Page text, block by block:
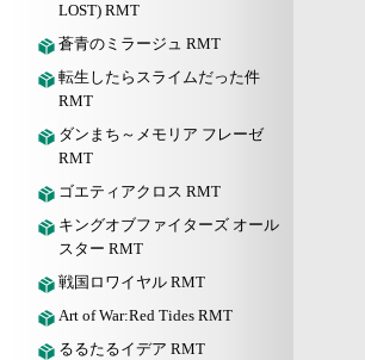
LOST) RMT
蒼青のミラージュ RMT
転生したらスライムだった件
RMT
ダンまち～メモリア フレーゼ
RMT
ゴエティアクロス RMT
キングオブファイターズ オール
スター RMT
戦国ロワイヤル RMT
Art of War:Red Tides RMT
るるたるイデア RMT